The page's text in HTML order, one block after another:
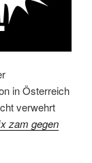
in Österreich
verwehrt
zam gegen